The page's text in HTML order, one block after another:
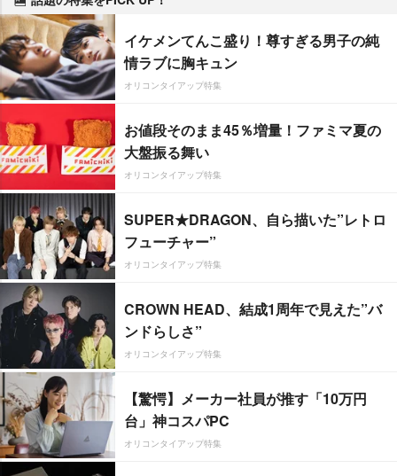
イケメンてんこ盛り！尊すぎる男子の純
情ラブに胸キュン
オリコンタイアップ特集
お値段そのまま45％増量！ファミマ夏の
大盤振る舞い
オリコンタイアップ特集
SUPER★DRAGON、自ら描いた”レトロ
フューチャー”
オリコンタイアップ特集
CROWN HEAD、結成1周年で見えた”バ
ンドらしさ”
オリコンタイアップ特集
【驚愕】メーカー社員が推す「10万円
台」神コスパPC
オリコンタイアップ特集